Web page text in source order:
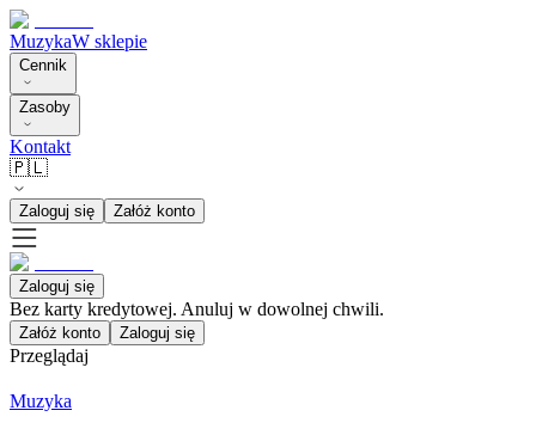
MuzykaW sklepie
Cennik
Zasoby
Kontakt
🇵🇱
Zaloguj się Załóż konto
Zaloguj się
Bez karty kredytowej. Anuluj w dowolnej chwili.
Załóż konto Zaloguj się
Przeglądaj
Muzyka